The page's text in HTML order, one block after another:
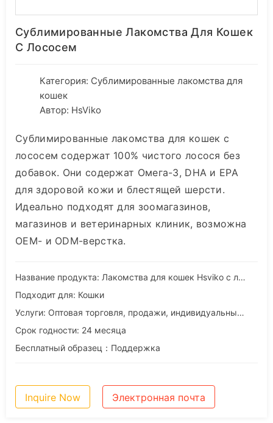
Сублимированные Лакомства Для Кошек
С Лососем
Категория: Сублимированные лакомства для
кошек
Автор: HsViko
Сублимированные лакомства для кошек с
лососем содержат 100% чистого лосося без
добавок. Они содержат Омега-3, DHA и EPA
для здоровой кожи и блестящей шерсти.
Идеально подходят для зоомагазинов,
магазинов и ветеринарных клиник, возможна
OEM- и ODM-верстка.
Название продукта: Лакомства для кошек Hsviko с лососем в сублимированном виде
Подходит для: Кошки
Услуги: Оптовая торговля, продажи, индивидуальный подход, OEM и ODM услуги
Срок годности: 24 месяца
Бесплатный образец：Поддержка
Inquire Now Электронная почта